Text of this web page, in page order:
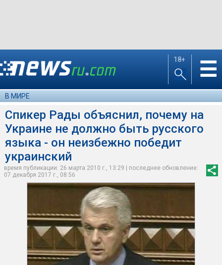
18+ ☰
В МИРЕ
Спикер Рады объяснил, почему на
Украине не должно быть русского
языка - он неизбежно победит
украинский
время публикации: 26 марта 2010 г., 13:29 | последнее обновление:
07 декабря 2017 г., 08:56